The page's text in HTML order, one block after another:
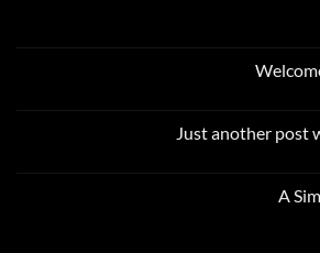
Just another post
A